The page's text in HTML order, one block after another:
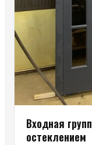
Входная
остеклением